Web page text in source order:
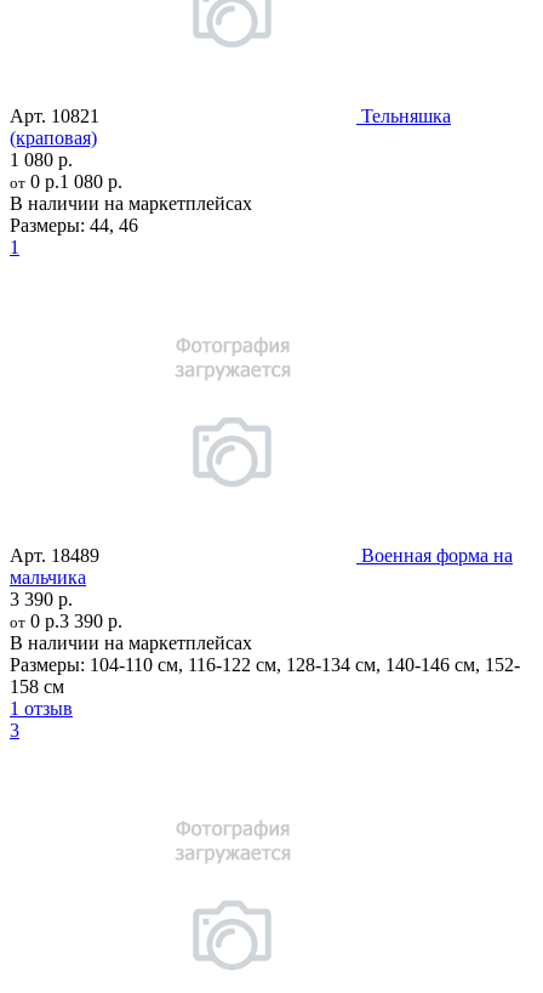
Арт. 10821
Тельняшка
(краповая)
1 080 р.
от 0 р.1 080 р.
В наличии на маркетплейсах
Размеры: 44, 46
1
Арт. 18489
Военная форма на
мальчика
3 390 р.
от 0 р.3 390 р.
В наличии на маркетплейсах
Размеры: 104-110 см, 116-122 см, 128-134 см, 140-146 см, 152-
158 см
1 отзыв
3